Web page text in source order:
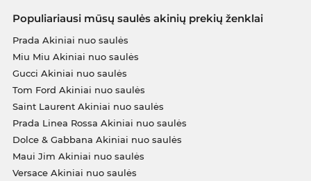
Populiariausi mūsų saulės akinių prekių ženklai
Prada Akiniai nuo saulės
Miu Miu Akiniai nuo saulės
Gucci Akiniai nuo saulės
Tom Ford Akiniai nuo saulės
Saint Laurent Akiniai nuo saulės
Prada Linea Rossa Akiniai nuo saulės
Dolce & Gabbana Akiniai nuo saulės
Maui Jim Akiniai nuo saulės
Versace Akiniai nuo saulės